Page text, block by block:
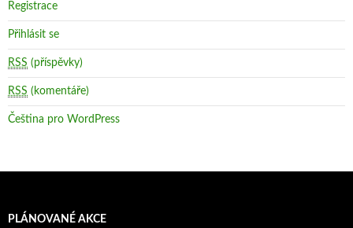
Registrace
Přihlásit se
RSS (příspěvky)
RSS (komentáře)
Čeština pro WordPress
PLÁNOVANÉ AKCE